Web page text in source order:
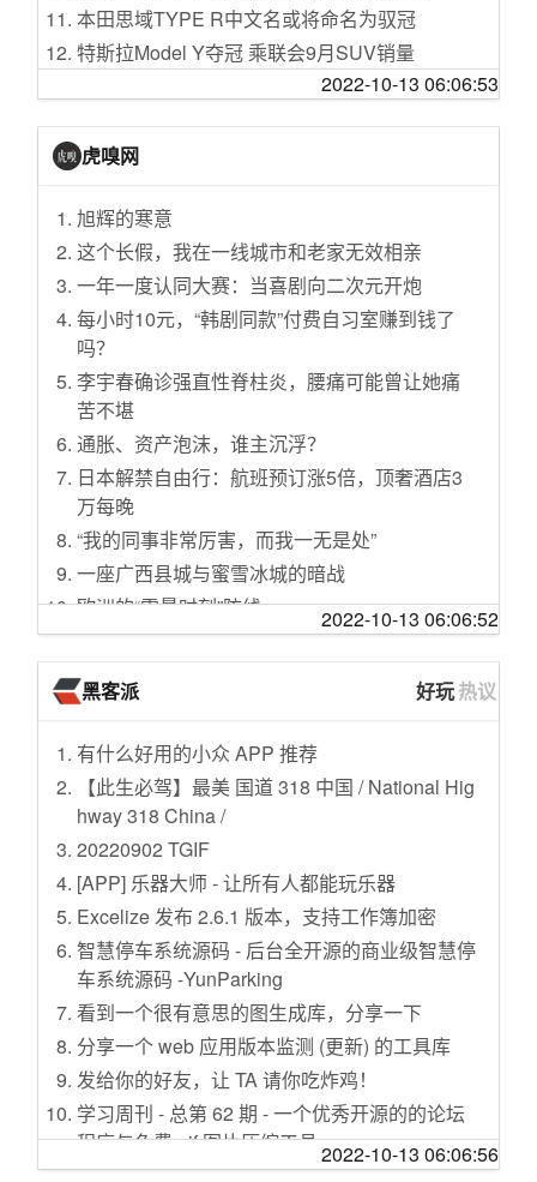
向【讨论】
[重庆]重庆九月，解放碑地带的靓女们
[情感天地]在40➕的年纪又被爱情撞了一下腰
[旅游休闲]一个人的广西行----靖西、德天瀑布、
明仕田园、安平仙河、杨美古镇
们还会保价吗？【讨论】
[创业家园]开店经验谈
[娱乐八卦]男星腹肌照，哪一位是你喜欢的菜？
[家居装饰]老屋改造：老公梦想的终点 我生活的
起点
[婆媳关系]是时候讨论国庆去哪玩了
[生活那点事]不孕不育的女性真的就没有未来，
任人践踏吗？
[婆媳关系]八卦八卦，英国女王的巨额珠宝，给
凯特继承了，梅根和卡米拉没份儿
[娱乐八卦]真相来了，原因是因为李易峰抠
[天涯众评]【今言野语】生三胎奖励2万，年轻
人不买账？
[重庆]预制菜，夺走了我们吃的新鲜食物
[娱乐八卦]今儿在这儿回顾一段青岛贮水山公园
的历史
[娱乐八卦][华夏男性形象变迁史](附属:女性择偶
指南)
[生活那点事]愿落字成暖，一生念安---争取过不
焦虑的人生
[天涯杂谈]合作伙伴一直都靠我的资源，却从不
感恩，理所当然，该怎么提醒她？
[旅游休闲]一个人的湖北行----荆州、宜昌、屏
山、恩施 狮子关浮桥 伍家台茶
[三十不嫁]大龄剩女的国庆安排，有点纠结，去
相亲还是回家呢。
[天涯杂谈]湖南湘雅医院专家将1岁宝宝上颚的
莲子壳诊断为肿瘤，专家挂号费302元【关注】
[我的大学]探讨今年考研缩招会对考生带来那些
心里困惑
[婆媳关系]就正儿八经说博士的收入
军事科学院军事医学研究院：嵌入式科研紧贴
部队需求
英国下议院通过阻止无协议脱欧法案
2019年中国农民丰收节”千企万品助增收”活动将
为“修墙”挪用经费 美军上百个项目可能停摆
俄罗斯：第五届东方经济论坛开幕
上海：推进竞争类企业整体上市或核心业务资
产上市
土耳其空军开始参与S-400防空导弹系统培训
沙特阿美换“掌门”或为IPO铺路
美防长挪用36亿军费建边界墙 参众两院：反
对！
暑期档票房和观影人次增幅均下降，背后有何
深意？
美国：哥大拒配合FBI监视部分学生学者
联合国机构：飓风“多里安”给巴哈马造成巨大破
坏
石油工业，为高质量发展“加油”
美军中超过17%军人肥胖 海军肥胖率更是高达2
2%
飓风“多里安”逼近美国 或造成高达250亿美元经
济损失
88元“非洲猪瘟疫苗”网上热销 店家宣称治愈率
达90%
俄媒：俄印S400协议进展顺利 还将开展新合作
未婚妈妈的权利要不要保障
网贷行业全面纳入征信系统 将加大对失信人惩
戒力度
农业农村部监测显示 养殖水产品质量安全为较
高水平
法国：合同条款不当 亚马逊被罚
两部委：六大措施鼓励生猪生产 保障市场供应
最后一次巡逻 退伍老兵界碑前举行向军旗告别
仪式
本田思域TYPE R中文名或将命名为驭冠
特斯拉Model Y夺冠 乘联会9月SUV销量
配激光雷达 新款小鹏P7外观细节谍照
中汽协：9月我国动力电池装车量31.6GWh
179欧元 Porsche Design推出中式菜刀
售价3.68万元起 2023款凌宝COCO上市
售价1000元 凌宝uni新增皮质座椅选装包
内饰换新设计风格 全新蔚揽PHEV谍照
售10.39万元 奕炫MAX新增车型正式上市
续航更高 领克09 EM-P远航版PM到店
基于凯雷德打造 Rezvani Vengeance官图
何时量产？通用再申请GMC Granite商标
氢气罐可手持 NamX HUV预定信息公布
Project Arrow EV在10月19日有大动作！
打造智慧交通 小马智行与速腾聚创合作
Alpine Alpenglow概念车将10月13日首发
2.0T插混 梅赛德斯-AMG CLE 63谍照曝光
继丰田之后 日产宣布退出俄罗斯市场
有望年内发布 宝马i5车型假想图曝光
预售17.98万起 狮铂拓界于11月3日上市
还是熟悉的味道 全新宝马M2全球首发
指数预测：智能电动主导市场将提前到来
奔驰第三季度在华销量突破20.6万辆
售16.48万起 V90露营版/EV80 PLUS上市
小鹏汇天飞行汽车X2在迪拜完成海外首飞
售15.38万起 跨越星V7EV新增车型上市
用时一年 第五万辆ZEEKR 001正式下线
中汽协发布9月汽车工业产销情况简述
引入头枕扬声器 世纪CENTURY配21扬声器
功能更全面 宝马iDrive 8系统迎来升级
新款瑞虎7 PLUS或于10月底/11月初上市
内饰尊贵感再度升级 新一代红旗L5谍照
CR-V插混/丰田bZ3 59批免征购置税目录
2022-10-13 06:06:53
虎嗅网
旭辉的寒意
这个长假，我在一线城市和老家无效相亲
一年一度认同大赛：当喜剧向二次元开炮
每小时10元，“韩剧同款”付费自习室赚到钱了
吗？
李宇春确诊强直性脊柱炎，腰痛可能曾让她痛
苦不堪
通胀、资产泡沫，谁主沉浮？
日本解禁自由行：航班预订涨5倍，顶奢酒店3
万每晚
“我的同事非常厉害，而我一无是处”
一座广西县城与蜜雪冰城的暗战
欧洲的“雷曼时刻”防线
24岁的我对整个世界提不起兴趣，和24岁的加
缪一样
这本书，可以提升你的认知层次
江西下一个网红城市，为什么是这里？
求职干货：如何写出HR喜欢的简历？
最大汽车联盟再谈判，“买买买”的吉利掺了一
脚？
晋江富豪镇，隐藏着“中国鞋王”的秘密
“抗衰老”的幻梦
聊聊名校生的保研热和高中化的大学
我，“北漂”单身女，未婚先买房
“卷不动”的富士康，做起了汽车代工
3000点保卫战，美联储紧缩货币政策何时转
向？
2022-10-13 06:06:52
黑客派 好玩热议
有什么好用的小众 APP 推荐
【此生必驾】最美 国道 318 中国 / National Hig
hway 318 China /
20220902 TGIF
[APP] 乐器大师 - 让所有人都能玩乐器
Excelize 发布 2.6.1 版本，支持工作簿加密
智慧停车系统源码 - 后台全开源的商业级智慧停
车系统源码 -YunParking
看到一个很有意思的图生成库，分享一下
分享一个 web 应用版本监测 (更新) 的工具库
发给你的好友，让 TA 请你吃炸鸡！
学习周刊 - 总第 62 期 - 一个优秀开源的的论坛
程序与免费 gif 图片压缩工具
【自荐】Focus 浏览器：一款支持油猴脚本、
2022-10-13 06:06:56